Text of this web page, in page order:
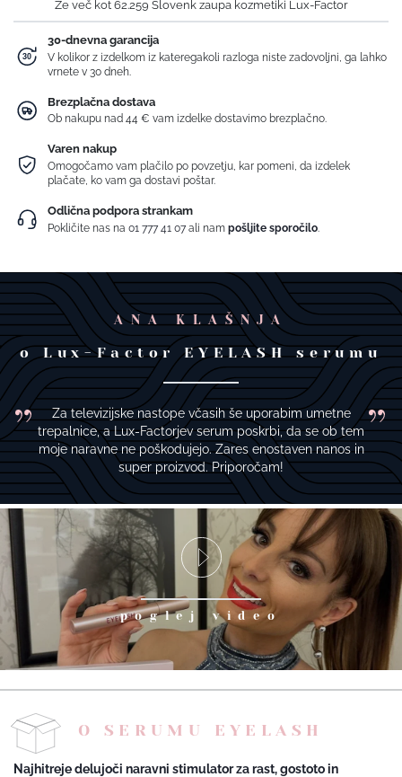
Že več kot 62.259 Slovenk zaupa kozmetiki Lux-Factor
30-dnevna garancija
V kolikor z izdelkom iz kateregakoli razloga niste zadovoljni, ga lahko
vrnete v 30 dneh.
Brezplačna dostava
Ob nakupu nad 44 € vam izdelke dostavimo brezplačno.
Varen nakup
Omogočamo vam plačilo po povzetju, kar pomeni, da izdelek
plačate, ko vam ga dostavi poštar.
Odlična podpora strankam
Pokličite nas na01 777 41 07 ali nampošljite sporočilo
ANA KLAŠNJA
o Lux-Factor EYELASH serumu
Za televizijske nastope včasih še uporabim umetne
trepalnice, a Lux-Factorjev serum poskrbi, da se ob tem
moje naravne ne poškodujejo. Zares enostaven nanos in
super proizvod. Priporočam!
poglej video
O SERUMU EYELASH
Najhitreje delujoči naravni stimulator za rast, gostoto in